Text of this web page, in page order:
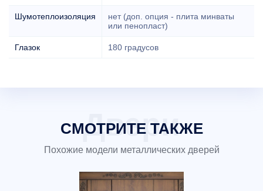
Шумотеплоизоляция
нет (доп. опция - плита минваты
или пенопласт)
Глазок 180 градусов
СМОТРИТЕ ТАКЖЕ
Похожие модели металлических дверей